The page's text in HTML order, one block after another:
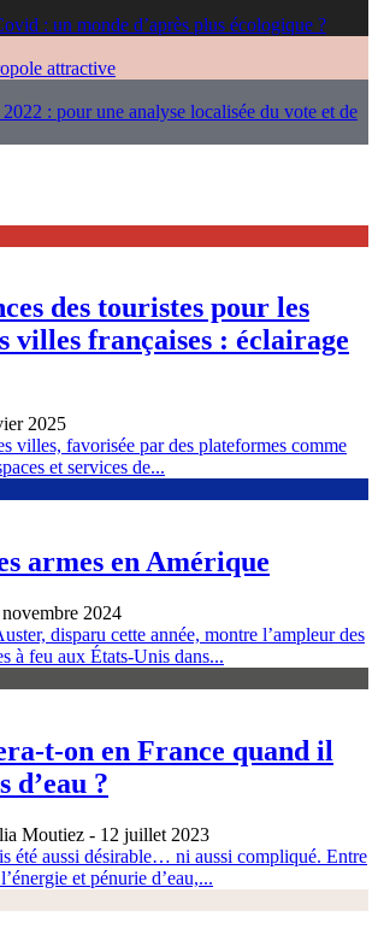
: un monde d’après plus écologique ?
attractive
: pour une analyse localisée du vote et de
des touristes pour les
villes françaises : éclairage
2025
villes, favorisée par des plateformes comme
et services de...
armes en Amérique
2024
disparu cette année, montre l’ampleur des
à feu aux États-Unis dans...
t-on en France quand il
d’eau ?
Moutiez - 12 juillet 2023
été aussi désirable… ni aussi compliqué. Entre
et pénurie d’eau,...